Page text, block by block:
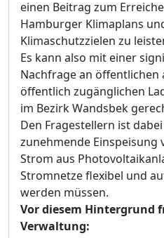
einen Beitrag zum
Hamburger Klimaplans
Klimaschutzzielen zu
Es kann also mit einer
Nachfrage an öffentlichen
öffentlich zugänglichen
im Bezirk Wandsbek
Den Fragestellern ist
zunehmende Einspeisung
Strom aus
Stromnetze flexibel und
werden müssen.
Vor diesem Hintergrund
Verwaltung: